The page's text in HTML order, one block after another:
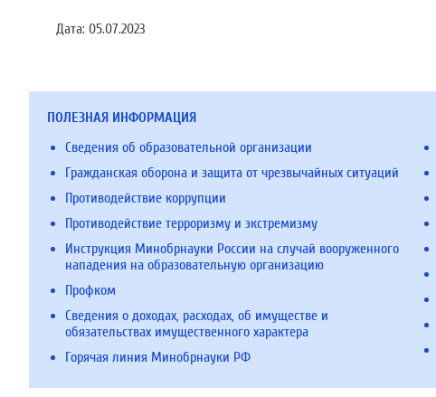
Дата: 05.07.2023
ПОЛЕЗНАЯ ИНФОРМАЦИЯ
Сведения об образовательной организации
Гражданская оборона и защита от чрезвычайных ситуаций
Противодействие коррупции
Противодействие терроризму и экстремизму
Инструкция Минобрнауки России на случай вооруженного
нападения на образовательную организацию
Профком
Сведения о доходах, расходах, об имуществе и
обязательствах имущественного характера
Горячая линия Минобрнауки РФ